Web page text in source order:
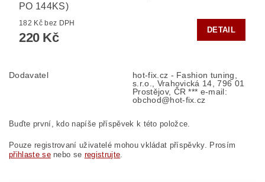
PO 144KS)
182 Kč bez DPH
220 Kč
DETAIL
Dodavatel
hot-fix.cz - Fashion tuning,
s.r.o., Vrahovická 14, 796 01
Prostějov, ČR *** e-mail:
obchod@hot-fix.cz
Buďte první, kdo napíše příspěvek k této položce.
Pouze registrovaní uživatelé mohou vkládat příspěvky. Prosím
přihlaste senebo se registrujte